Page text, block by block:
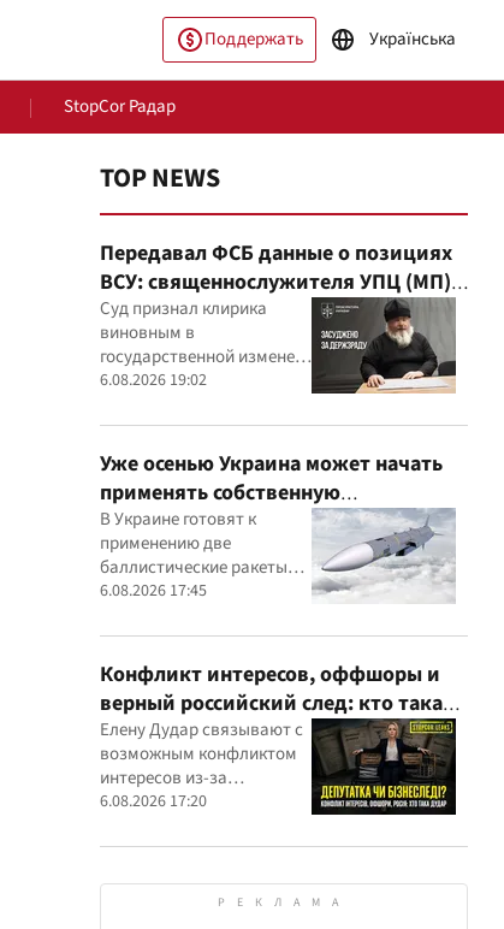
Поддержать Українська
StopCor Радар
TOP NEWS
Передавал ФСБ данные о позициях
ВСУ: священнослужителя УПЦ (МП)
приговорили к 15 годам
Суд признал клирика
виновным в
государственной измене и
постановил конфисковать
6.08.2026 19:02
Уже осенью Украина может начать
применять собственную
баллистическую ракету FP-7 по
вражеским целям
В Украине готовят к
применению две
баллистические ракеты
собственного
6.08.2026 17:45
Конфликт интересов, оффшоры и
верный российский след: кто такая
Елена Дударь
Елену Дудар связывают с
возможным конфликтом
интересов из-за
семейного строительного
скандалов, судебных дел
6.08.2026 17:20